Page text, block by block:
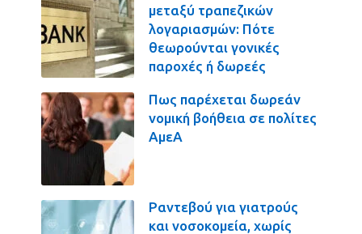
μεταξύ τραπεζικών
λογαριασμών: Πότε
θεωρούνται γονικές
παροχές ή δωρεές
Πως παρέχεται δωρεάν
νομική βοήθεια σε πολίτες
ΑμεΑ
Ραντεβού για γιατρούς
και νοσοκομεία, χωρίς